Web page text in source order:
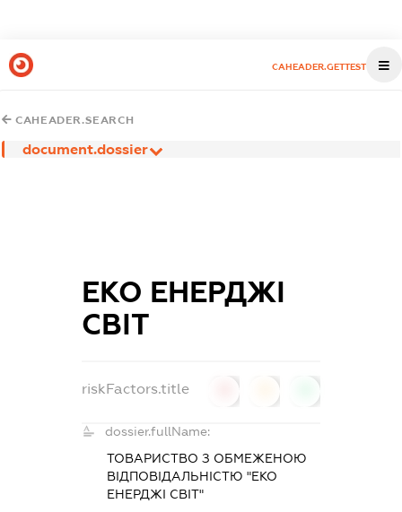
CAHEADER.GETTEST
CAHEADER.SEARCH
document.dossier
ЕКО ЕНЕРДЖІ
СВІТ
riskFactors.title
dossier.fullName:
ТОВАРИСТВО З ОБМЕЖЕНОЮ
ВІДПОВІДАЛЬНІСТЮ "ЕКО
ЕНЕРДЖІ СВІТ"